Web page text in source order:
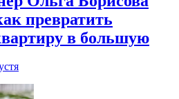
превратить
в большую